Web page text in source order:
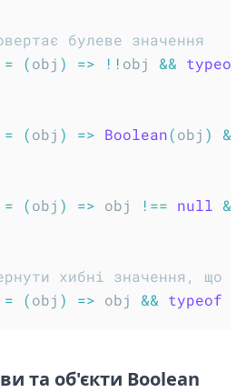
булеве значення
= (obj ) => ! ! obj && typeof
= (obj ) => Boolean(obj ) &&
= (obj ) => obj !== null &&
хибні значення, що
= (obj ) => obj && typeof
та об'єкти Boolean